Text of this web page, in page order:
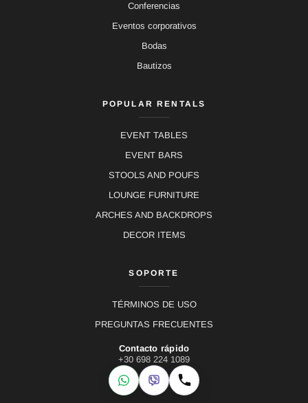
Conferencias
Eventos corporativos
Bodas
Bautizos
POPULAR RENTALS
EVENT TABLES
EVENT BARS
STOOLS AND POUFS
LOUNGE FURNITURE
ARCHES AND BACKDROPS
DECOR ITEMS
SOPORTE
TÉRMINOS DE USO
PREGUNTAS FRECUENTES
Contacto rápido
+30 698 224 1089
WhatsApp
Viber Llamar